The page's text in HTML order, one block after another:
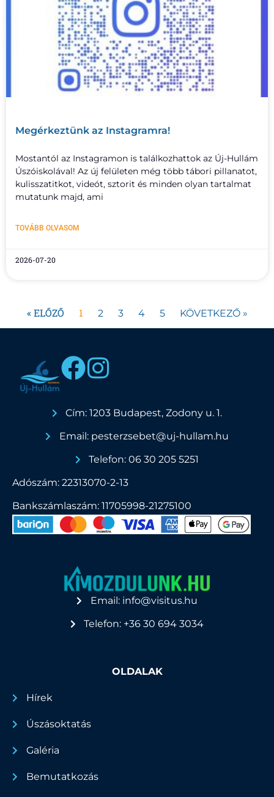
Megérkeztünk az Instagramra!
Mostantól az Instagramon is találkozhattok az Új-Hullám
Úszóiskolával! Az új felületen még több tábori pillanatot,
kulisszatitkot, videót, sztorit és minden olyan tartalmat
mutatunk majd, ami
TOVÁBB OLVASOM
2026-07-20
« ELŐZŐ 1 2 3 4 5 KÖVETKEZŐ »
Cím: 1203 Budapest, Zodony u. 1.
Email: pesterzsebet@uj-hullam.hu
Telefon: 06 30 205 5251
Adószám: 22313070-2-13
Bankszámlaszám: 11705998-21275100
Email: info@visitus.hu
Telefon: +36 30 694 3034
OLDALAK
Hírek
Úszásoktatás
Galéria
Bemutatkozás